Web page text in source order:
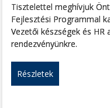
Tisztelettel meghívjuk
Fejlesztési Programmal
Vezetői készségek és
rendezvényünkre.
Részletek